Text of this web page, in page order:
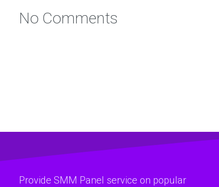
No Comments
Provide SMM Panel service on popular